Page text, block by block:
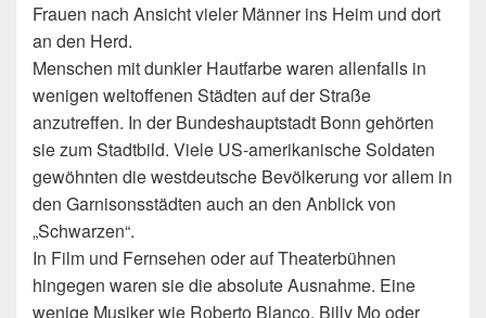
Frauen nach Ansicht vieler Männer ins Heim und dort
an den Herd.
Menschen mit dunkler Hautfarbe waren allenfalls in
wenigen weltoffenen Städten auf der Straße
anzutreffen. In der Bundeshauptstadt Bonn gehörten
sie zum Stadtbild. Viele US-amerikanische Soldaten
gewöhnten die westdeutsche Bevölkerung vor allem in
den Garnisonsstädten auch an den Anblick von
„Schwarzen“.
In Film und Fernsehen oder auf Theaterbühnen
hingegen waren sie die absolute Ausnahme. Eine
wenige Musiker wie Roberto Blanco, Billy Mo oder